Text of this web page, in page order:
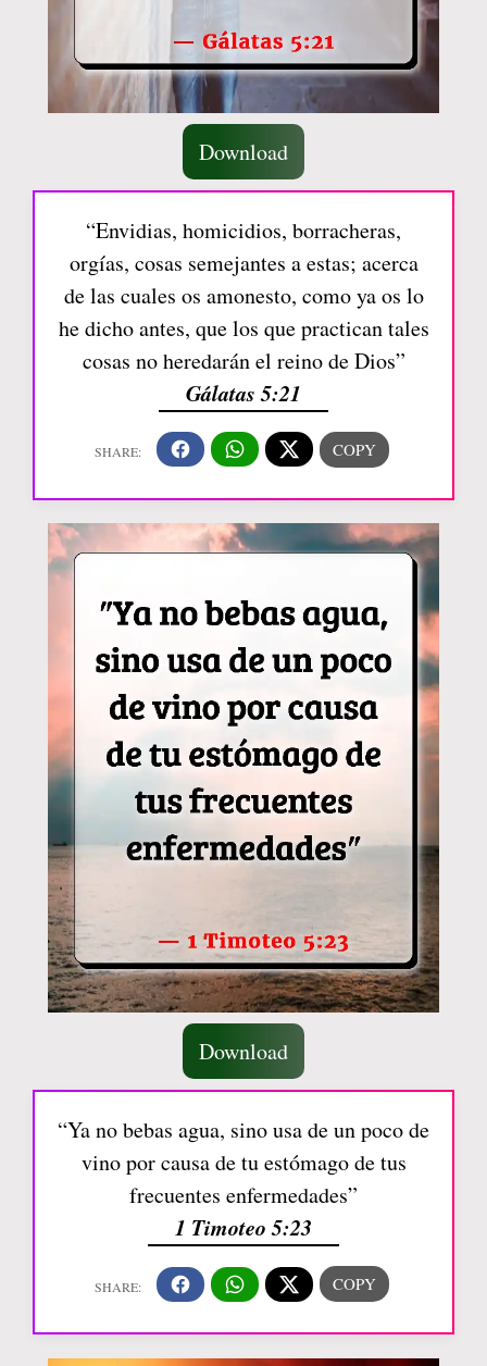
Download
“Envidias, homicidios, borracheras,
orgías, cosas semejantes a estas; acerca
de las cuales os amonesto, como ya os lo
he dicho antes, que los que practican tales
cosas no heredarán el reino de Dios”
Gálatas 5:21
Download
“Ya no bebas agua, sino usa de un poco de
vino por causa de tu estómago de tus
frecuentes enfermedades”
1 Timoteo 5:23